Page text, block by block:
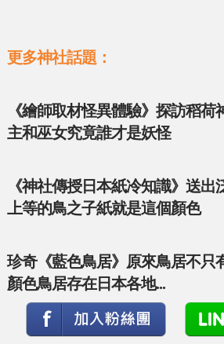
更多神社話題：
《繪師取材怪異體驗》探訪稻
主和巫女究竟誰才是妖怪
《神社傳授日本紙冷知識》送
上等的鳥之子紙就是這個顏色
珍奇《藍色鳥居》原來鳥居不只
顏色鳥居存在日本各地...